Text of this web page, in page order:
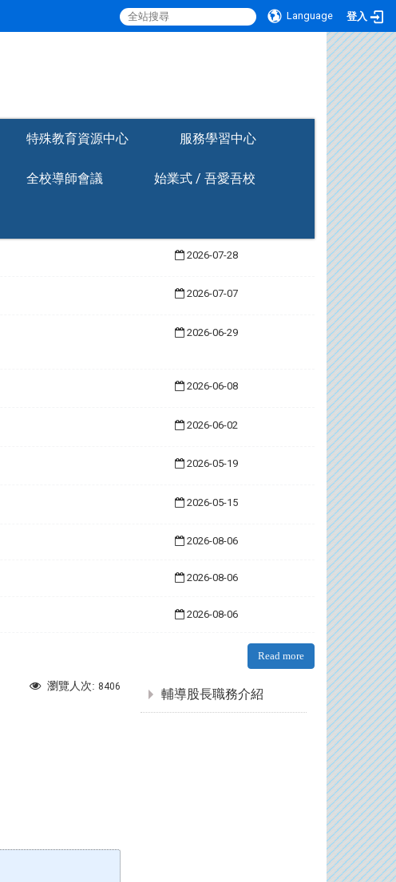
Language 登入
特殊教育資源中心 服務學習中心
全校導師會議 始業式 / 吾愛吾校
2026-07-28
2026-07-07
2026-06-29
2026-06-08
2026-06-02
2026-05-19
2026-05-15
2026-08-06
2026-08-06
2026-08-06
Read more
瀏覽人次: 8406
輔導股長職務介紹